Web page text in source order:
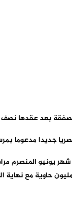
بعد عقدها نصف
عصريا جديدا
شهر يونيو